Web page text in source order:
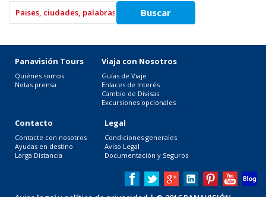
Panavisión Tours
Quiénes somos
Notas prensa
Viaja con Nosotros
Guías de Viaje
Enlaces de Interés
Cambio de Divisas
Excursiones opcionales
Contacto
Contacte con nosotros
Ayudas en destino
Larga Distancia
Legal
Condiciones generales
Aviso Legal
Documentación y Seguros